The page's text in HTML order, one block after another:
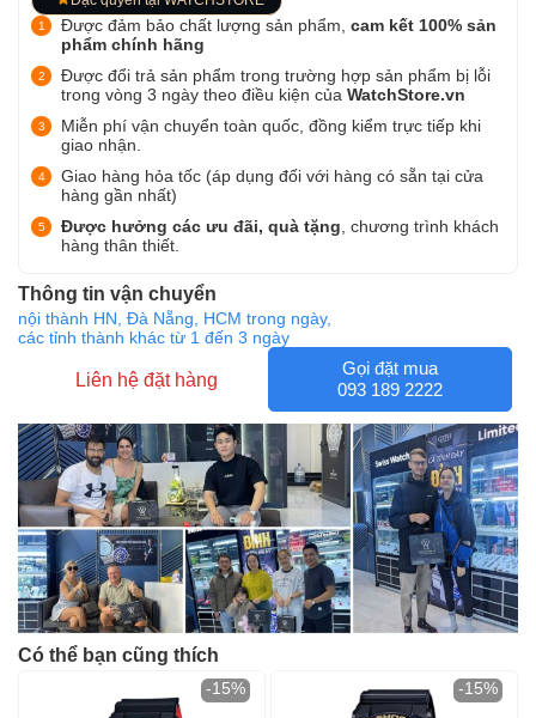
Được đảm bảo chất lượng sản phẩm, cam kết 100% sản
phẩm chính hãng
Được đổi trả sản phẩm trong trường hợp sản phẩm bị lỗi
trong vòng 3 ngày theo điều kiện của WatchStore.vn
Miễn phí vận chuyển toàn quốc, đồng kiểm trực tiếp khi
giao nhận.
Giao hàng hỏa tốc (áp dụng đối với hàng có sẵn tại cửa
hàng gần nhất)
Được hưởng các ưu đãi, quà tặng , chương trình khách
hàng thân thiết.
Thông tin vận chuyển
nội thành HN, Đà Nẵng, HCM trong ngày,
các tỉnh thành khác từ 1 đến 3 ngày
Liên hệ đặt hàng
Gọi đặt mua
093 189 2222
Có thể bạn cũng thích
-15% -15%